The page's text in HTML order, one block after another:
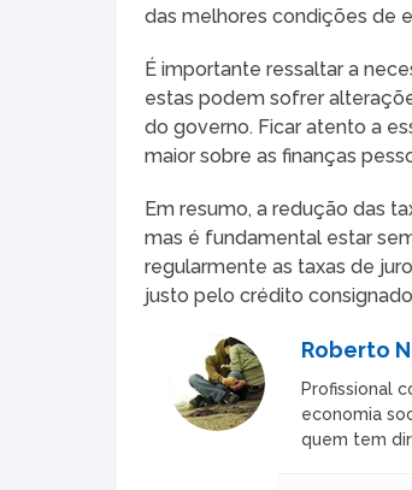
das melhores condições de
É importante ressaltar a
estas podem sofrer
do governo. Ficar atento a
maior sobre as finanças
Em resumo, a redução das
mas é fundamental estar
regularmente as taxas de
justo pelo crédito
Roberto
Profissional
economia
quem tem